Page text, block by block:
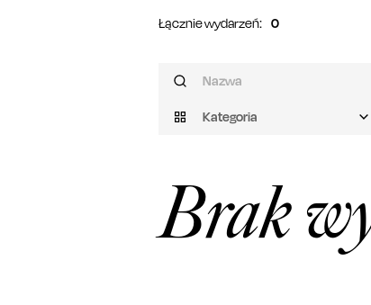
Łącznie wydarzeń: 0
Kategoria
Brak